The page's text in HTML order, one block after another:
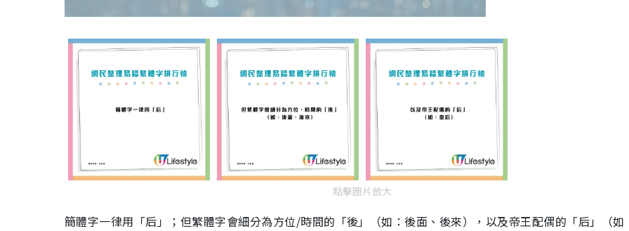
點擊圖片放大
簡體字一律用「后」；但繁體字會細分為方位/時間的「後」（如：後面、後來），以及帝王配偶的「后」（如